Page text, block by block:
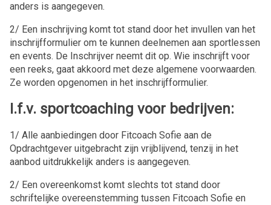
anders is aangegeven.
2/ Een inschrijving komt tot stand door het invullen van het
inschrijfformulier om te kunnen deelnemen aan sportlessen
en events. De Inschrijver neemt dit op. Wie inschrijft voor
een reeks, gaat akkoord met deze algemene voorwaarden.
Ze worden opgenomen in het inschrijfformulier.
I.f.v. sportcoaching voor bedrijven:
1/ Alle aanbiedingen door Fitcoach Sofie aan de
Opdrachtgever uitgebracht zijn vrijblijvend, tenzij in het
aanbod uitdrukkelijk anders is aangegeven.
2/ Een overeenkomst komt slechts tot stand door
schriftelijke overeenstemming tussen Fitcoach Sofie en